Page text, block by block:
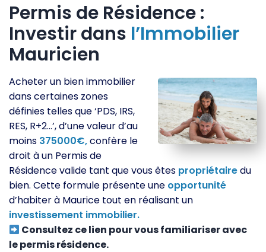
Permis de Résidence :
Investir dans l’Immobilier
Mauricien
Acheter un bien immobilier
dans certaines zones
définies telles que ‘PDS, IRS,
RES, R+2…’, d’une valeur d’au
moins 375000€,confère le
droit à un Permis de
Résidence valide tant que vous êtes propriétairedu
bien. Cette formule présente une opportunité
d’habiter à Maurice tout en réalisant un
investissement immobilier.
Consultez ce lien pour vous familiariser avec
le permis résidence.